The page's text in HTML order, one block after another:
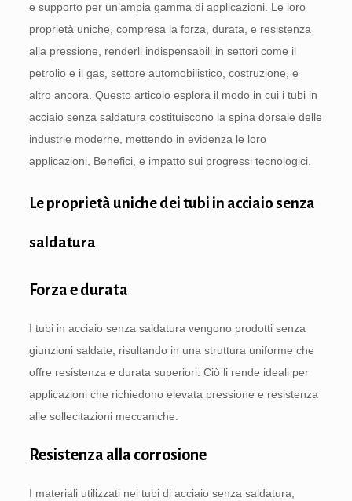
e supporto per un’ampia gamma di applicazioni. Le loro
proprietà uniche, compresa la forza, durata, e resistenza
alla pressione, renderli indispensabili in settori come il
petrolio e il gas, settore automobilistico, costruzione, e
altro ancora. Questo articolo esplora il modo in cui i tubi in
acciaio senza saldatura costituiscono la spina dorsale delle
industrie moderne, mettendo in evidenza le loro
applicazioni, Benefici, e impatto sui progressi tecnologici.
Le proprietà uniche dei tubi in acciaio senza
saldatura
Forza e durata
I tubi in acciaio senza saldatura vengono prodotti senza
giunzioni saldate, risultando in una struttura uniforme che
offre resistenza e durata superiori. Ciò li rende ideali per
applicazioni che richiedono elevata pressione e resistenza
alle sollecitazioni meccaniche.
Resistenza alla corrosione
I materiali utilizzati nei tubi di acciaio senza saldatura,